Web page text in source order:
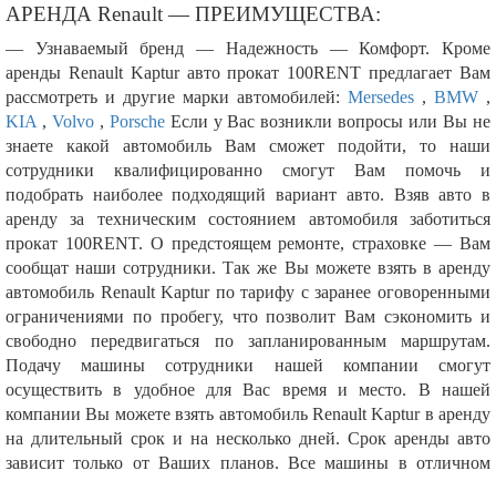
АРЕНДА Renault — ПРЕИМУЩЕСТВА:
— Узнаваемый бренд — Надежность — Комфорт. Кроме
аренды Renault Kaptur авто прокат 100RENT предлагает Вам
рассмотреть и другие марки автомобилей: Mersedes , BMW ,
KIA , Volvo , PorscheЕсли у Вас возникли вопросы или Вы не
знаете какой автомобиль Вам сможет подойти, то наши
сотрудники квалифицированно смогут Вам помочь и
подобрать наиболее подходящий вариант авто. Взяв авто в
аренду за техническим состоянием автомобиля заботиться
прокат 100RENT. О предстоящем ремонте, страховке — Вам
сообщат наши сотрудники. Так же Вы можете взять в аренду
автомобиль Renault Kaptur по тарифу с заранее оговоренными
ограничениями по пробегу, что позволит Вам сэкономить и
свободно передвигаться по запланированным маршрутам.
Подачу машины сотрудники нашей компании смогут
осуществить в удобное для Вас время и место. В нашей
компании Вы можете взять автомобиль Renault Kaptur в аренду
на длительный срок и на несколько дней. Срок аренды авто
зависит только от Ваших планов. Все машины в отличном